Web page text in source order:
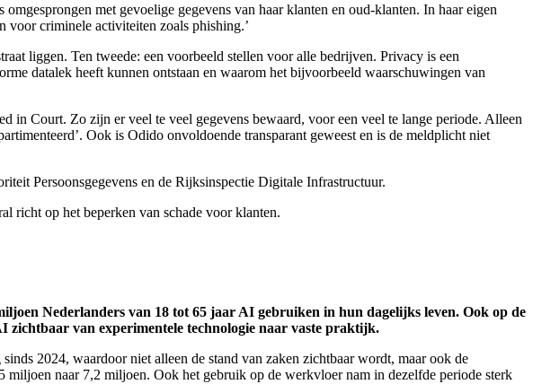
met gevoelige gegevens van haar klanten en oud-klanten. In haar eigen
voor criminele activiteiten zoals phishing.’
liggen. Ten tweede: een voorbeeld stellen voor alle bedrijven. Privacy is een
datalek heeft kunnen ontstaan en waarom het bijvoorbeeld waarschuwingen van
in Court. Zo zijn er veel te veel gegevens bewaard, voor een veel te lange periode. Alleen
Ook is Odido onvoldoende transparant geweest en is de meldplicht niet
Persoonsgegevens en de Rijksinspectie Digitale Infrastructuur.
richt op het beperken van schade voor klanten.
Nederlanders van 18 tot 65 jaar AI gebruiken in hun dagelijks leven. Ook op de
van experimentele technologie naar vaste praktijk.
2024, waardoor niet alleen de stand van zaken zichtbaar wordt, maar ook de
naar 7,2 miljoen. Ook het gebruik op de werkvloer nam in dezelfde periode sterk